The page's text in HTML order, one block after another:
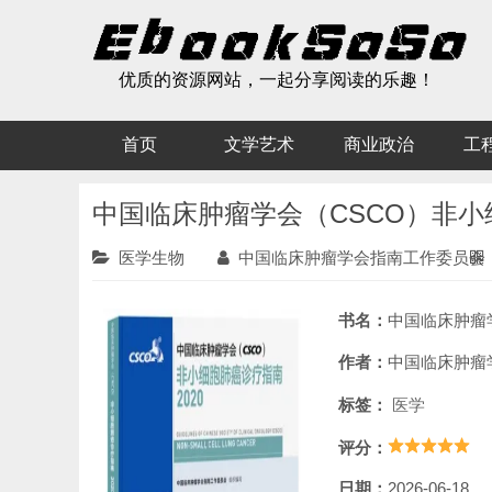
优质的资源网站，一起分享阅读的乐趣！
首页 文学艺术 商业政治 工
中国临床肿瘤学会（CSCO）非
医学生物 中国临床肿瘤学会指南工作委员会
书名： 中国临床肿瘤学会（CSCO）
作者： 中国临床肿瘤学会
标签： 医学
评分：